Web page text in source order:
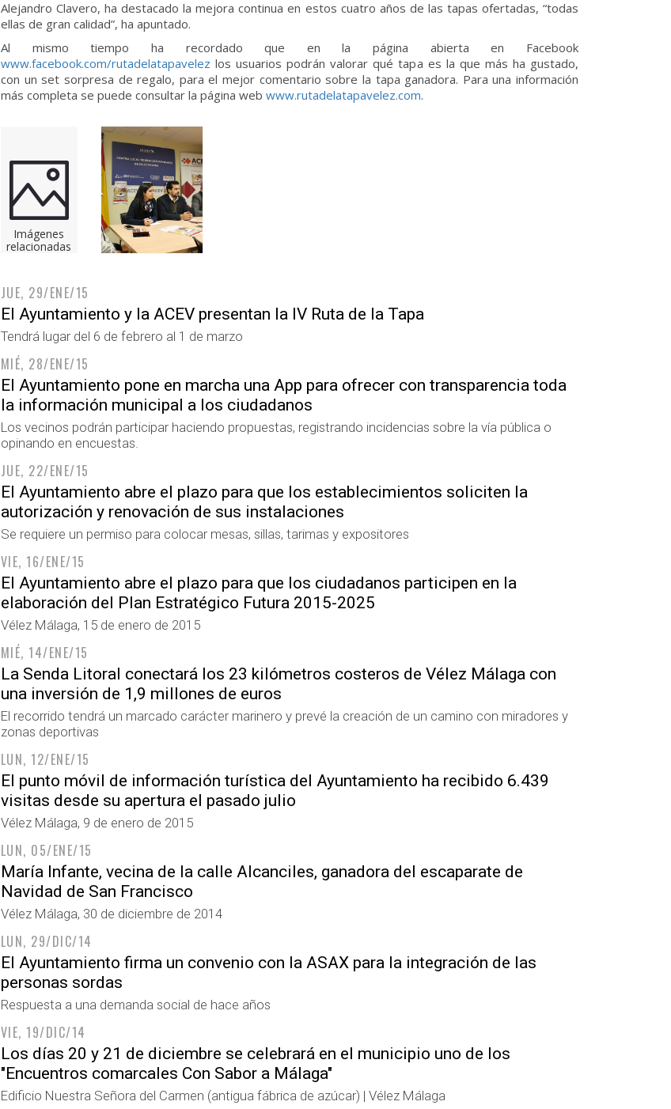
Alejandro Clavero, ha destacado la mejora continua en estos cuatro años de las tapas ofertadas, “todas
ellas de gran calidad”, ha apuntado.
Al mismo tiempo ha recordado que en la página abierta en Facebook
www.facebook.com/rutadelatapavelez los usuarios podrán valorar qué tapa es la que más ha gustado,
con un set sorpresa de regalo, para el mejor comentario sobre la tapa ganadora. Para una información
más completa se puede consultar la página web www.rutadelatapavelez.com.
Imágenes
relacionadas
JUE, 29/ENE/15
El Ayuntamiento y la ACEV presentan la IV Ruta de la Tapa
Tendrá lugar del 6 de febrero al 1 de marzo
MIÉ, 28/ENE/15
El Ayuntamiento pone en marcha una App para ofrecer con transparencia toda
la información municipal a los ciudadanos
Los vecinos podrán participar haciendo propuestas, registrando incidencias sobre la vía pública o
opinando en encuestas.
JUE, 22/ENE/15
El Ayuntamiento abre el plazo para que los establecimientos soliciten la
autorización y renovación de sus instalaciones
Se requiere un permiso para colocar mesas, sillas, tarimas y expositores
VIE, 16/ENE/15
El Ayuntamiento abre el plazo para que los ciudadanos participen en la
elaboración del Plan Estratégico Futura 2015-2025
Vélez Málaga, 15 de enero de 2015
MIÉ, 14/ENE/15
La Senda Litoral conectará los 23 kilómetros costeros de Vélez Málaga con
una inversión de 1,9 millones de euros
El recorrido tendrá un marcado carácter marinero y prevé la creación de un camino con miradores y
zonas deportivas
LUN, 12/ENE/15
El punto móvil de información turística del Ayuntamiento ha recibido 6.439
visitas desde su apertura el pasado julio
Vélez Málaga, 9 de enero de 2015
LUN, 05/ENE/15
María Infante, vecina de la calle Alcanciles, ganadora del escaparate de
Navidad de San Francisco
Vélez Málaga, 30 de diciembre de 2014
LUN, 29/DIC/14
El Ayuntamiento firma un convenio con la ASAX para la integración de las
personas sordas
Respuesta a una demanda social de hace años
VIE, 19/DIC/14
Los días 20 y 21 de diciembre se celebrará en el municipio uno de los
"Encuentros comarcales Con Sabor a Málaga"
Edificio Nuestra Señora del Carmen (antigua fábrica de azúcar) | Vélez Málaga